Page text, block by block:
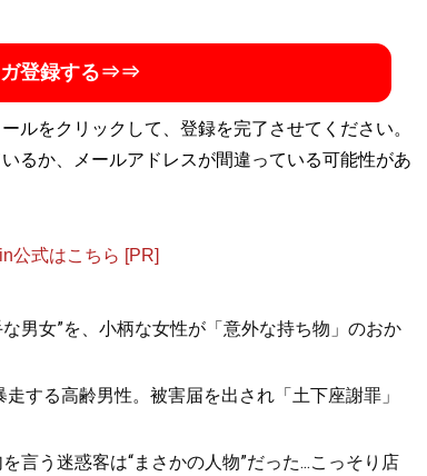
ガ登録する⇒⇒
をクリックして、登録を完了させてください。
るか、メールアドレスが間違っている可能性があ
公式はこちら [PR]
男女”を、小柄な女性が「意外な持ち物」のおか
する高齢男性。被害届を出され「土下座謝罪」
う迷惑客は“まさかの人物”だった...こっそり店